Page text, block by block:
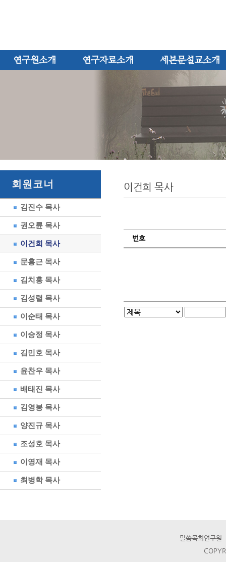
연구원소개 연구자료소개 세본문설교소개
회원코너
김진수 목사
권오륜 목사
이건희 목사
문홍근 목사
김치홍 목사
김성렬 목사
이순태 목사
이승정 목사
김민호 목사
윤찬우 목사
배태진 목사
김영봉 목사
양진규 목사
조성호 목사
이영재 목사
최병학 목사
이건희 목사
번호
말씀목회연